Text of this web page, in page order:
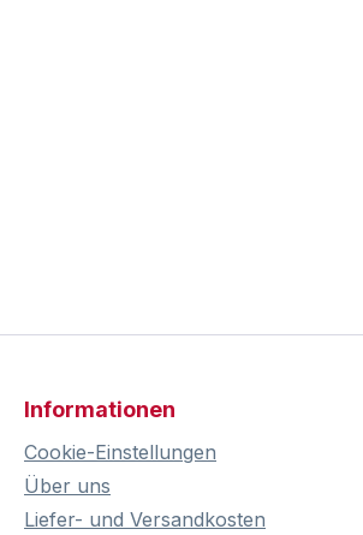
Informationen
Cookie-Einstellungen
Über uns
Liefer- und Versandkosten